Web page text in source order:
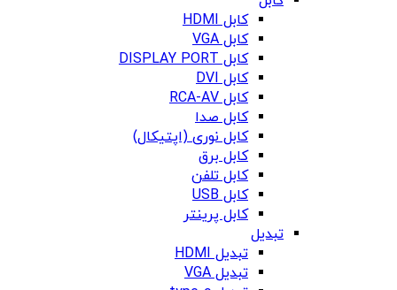
کابل HDMI
کابل VGA
کابل DISPLAY PORT
کابل DVI
کابل RCA-AV
کابل صدا
کابل نوری (اپتیکال)
کابل برق
کابل تلفن
کابل USB
کابل پرینتر
تبدیل
تبدیل HDMI
تبدیل VGA